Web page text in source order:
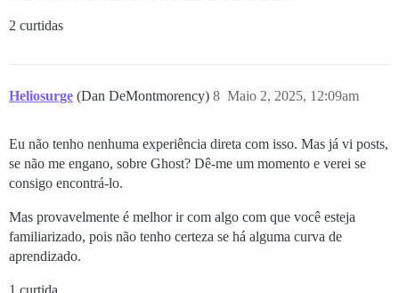
2 curtidas
Heliosurge (Dan DeMontmorency) Maio 2, 2025, 12:09am
8
Eu não tenho nenhuma experiência direta com isso. Mas já vi posts,
se não me engano, sobre Ghost? Dê-me um momento e verei se
consigo encontrá-lo.
Mas provavelmente é melhor ir com algo com que você esteja
familiarizado, pois não tenho certeza se há alguma curva de
aprendizado.
1 curtida